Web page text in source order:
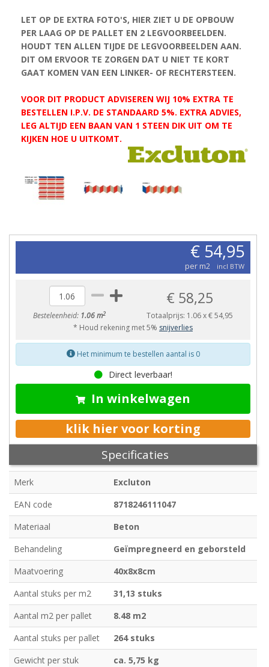
LET OP DE EXTRA FOTO'S, HIER ZIET U DE OPBOUW
PER LAAG OP DE PALLET EN 2 LEGVOORBEELDEN.
HOUDT TEN ALLEN TIJDE DE LEGVOORBEELDEN AAN.
DIT OM ERVOOR TE ZORGEN DAT U NIET TE KORT
GAAT KOMEN VAN EEN LINKER- OF RECHTERSTEEN.
VOOR DIT PRODUCT ADVISEREN WIJ 10% EXTRA TE
BESTELLEN I.P.V. DE STANDAARD 5%. EXTRA ADVIES,
LEG ALTIJD EEN BAAN VAN 1 STEEN DIK UIT OM TE
KIJKEN HOE U UITKOMT.
€ 54,95
per m2 incl BTW
Besteleenheid: 1.06 m2
€ 58,25
Totaalprijs: 1.06x€ 54,95
* Houd rekening met 5% snijverlies
Het minimum te bestellen aantal is 0
Direct leverbaar!
In winkelwagen
klik hier voor korting
Specificaties
Merk
Excluton
EAN code
8718246111047
Materiaal
Beton
Behandeling
Geïmpregneerd en geborsteld
Maatvoering
40x8x8cm
Aantal stuks per m2
31,13 stuks
Aantal m2 per pallet
8.48 m2
Aantal stuks per pallet
264 stuks
Gewicht per stuk
ca. 5,75 kg